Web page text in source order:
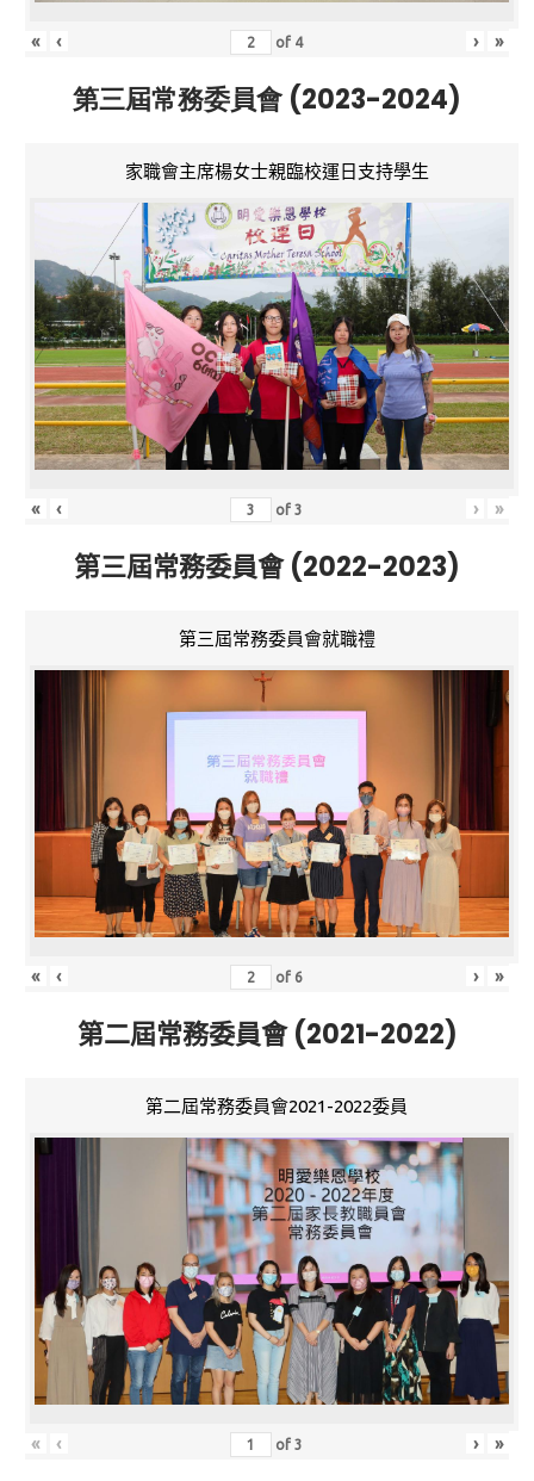
« ‹ of 4 › »
第三屆常務委員會 (2023-2024)
家職會主席楊女士親臨校運日支持學生
« ‹ of3 › »
第三屆常務委員會 (2022-2023)
第三屆常務委員會就職禮
« ‹ of 6 › »
第二屆常務委員會 (2021-2022)
第二屆常務委員會2021-2022委員
« ‹ of3 › »